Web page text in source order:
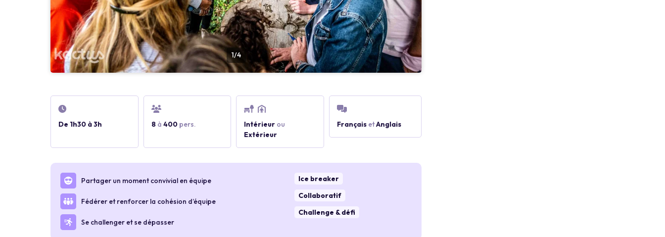
1/4
De 1h30 à 3h 8à 400pers. Intérieur ou
Extérieur
FrançaisetAnglais
Partager un moment convivial en équipe
Fédérer et renforcer la cohésion d’équipe
Se challenger et se dépasser
Ice breaker
Collaboratif
Challenge & défi